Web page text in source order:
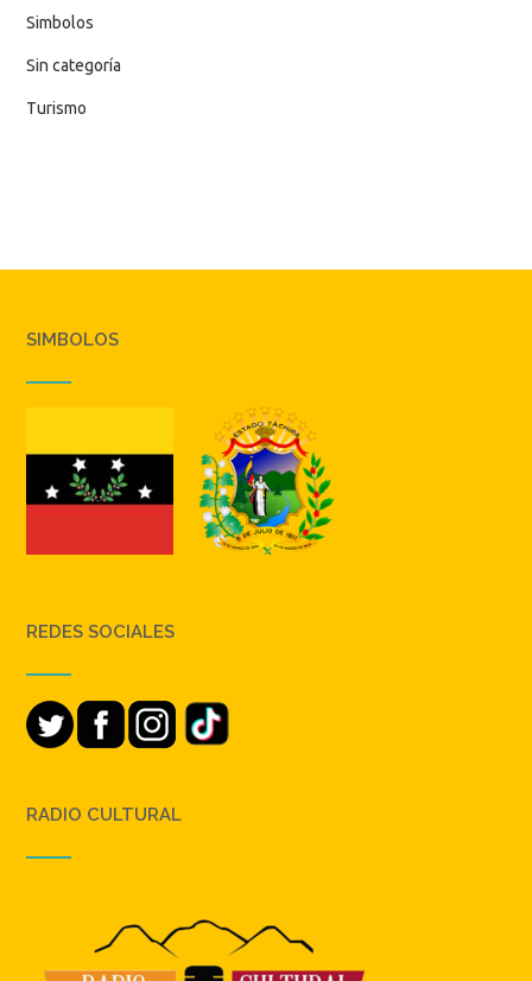
Simbolos
Sin categoría
Turismo
SIMBOLOS
REDES SOCIALES
RADIO CULTURAL